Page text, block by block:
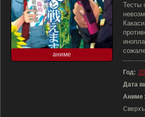
аниме
Тесты
Год:
Дата
Аниме